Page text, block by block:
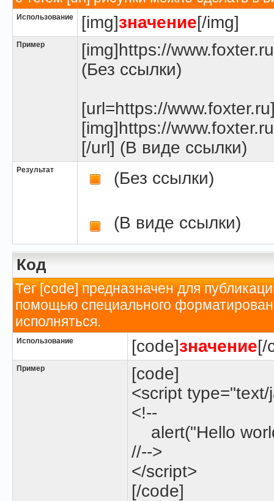
Использование [img]значение[/img]
Пример
[img]https://
(Без ссылки)
[url=https://
[img]https://
[/url] (В виде ссылки)
Результат (Без ссылки)
(В виде ссылки)
Код
Тег [code] предназначен для
помощью специального
исполняться.
Использование [code]значение[/
Пример
[code]
<script
<!--
alert("Hello
//-->
</script>
[/code]